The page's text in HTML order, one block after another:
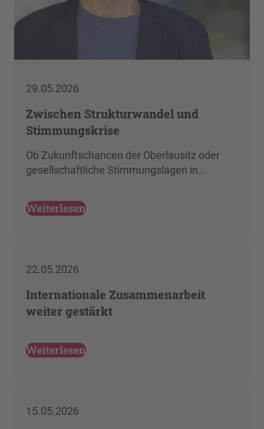
29.05.2026
Zwischen Strukturwandel und
Stimmungskrise
Ob Zukunftschancen der Oberlausitz oder
gesellschaftliche Stimmungslagen in…
Weiterlesen
22.05.2026
Internationale Zusammenarbeit
weiter gestärkt
Weiterlesen
15.05.2026